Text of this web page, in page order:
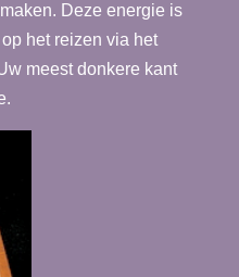
Deze energie is
het reizen via het
meest donkere kant